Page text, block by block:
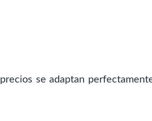
se adaptan